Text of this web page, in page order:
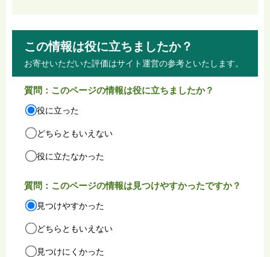
この情報は役に立ちましたか？
お寄せいただいた評価はサイト運営の参考といたします。
質問：このページの情報は役に立ちましたか？
役に立った
どちらともいえない
役に立たなかった
質問：このページの情報は見つけやすかったですか？
見つけやすかった
どちらともいえない
見つけにくかった